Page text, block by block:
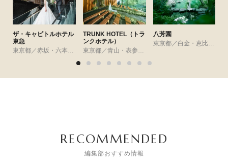
ザ・キャピトルホテル
東急
東京都／赤坂・六本木・麻布
TRUNK HOTEL（トラ
ンクホテル）
東京都／青山・表参道・渋谷・原宿
八芳園
東京都／白金・恵比寿・代官山・広尾
RECOMMENDED
編集部おすすめ情報